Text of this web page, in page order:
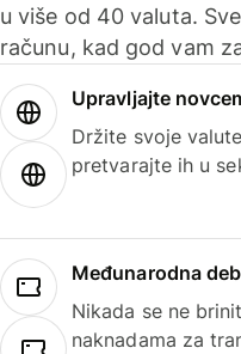
u više od 40 valuta.
računu, kad god vam
Upravljajte
Držite svoje
pretvarajte ih u
Međunarodna
Nikada se ne
naknadama za